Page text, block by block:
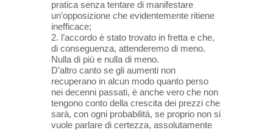
pratica senza tentare di manifestare
un’opposizione che evidentemente ritiene
inefficace;
2. l’accordo è stato trovato in fretta e che,
di conseguenza, attenderemo di meno.
Nulla di più e nulla di meno.
D’altro canto se gli aumenti non
recuperano in alcun modo quanto perso
nei decenni passati, è anche vero che non
tengono conto della crescita dei prezzi che
sarà, con ogni probabilità, se proprio non si
vuole parlare di certezza, assolutamente